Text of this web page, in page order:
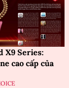
X9 Series:
cao cấp của